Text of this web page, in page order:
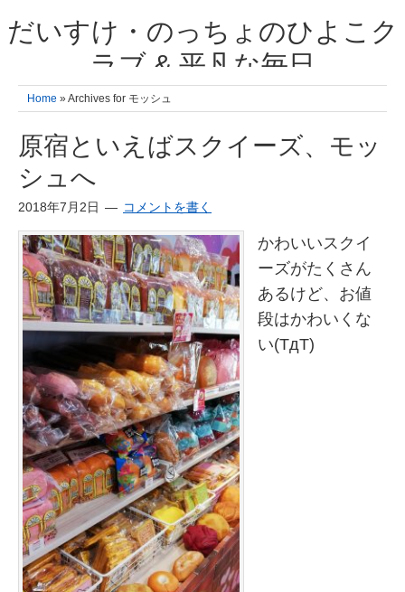
だいすけ・のっちょのひよこク
ラブ & 平凡な毎日
我が家の3人のひよこ成長日記と雑記 何十年後かに、大きくなったひよ
こ達とこの成長記を読み返すことを夢見て。& 3児ママの平凡日記 日々
Home » Archives for モッシュ
原宿といえばスクイーズ、モッ
シュへ
2018年7月2日 コメントを書く
かわいいスクイ
ーズがたくさん
あるけど、お値
段はかわいくな
い(TдT)